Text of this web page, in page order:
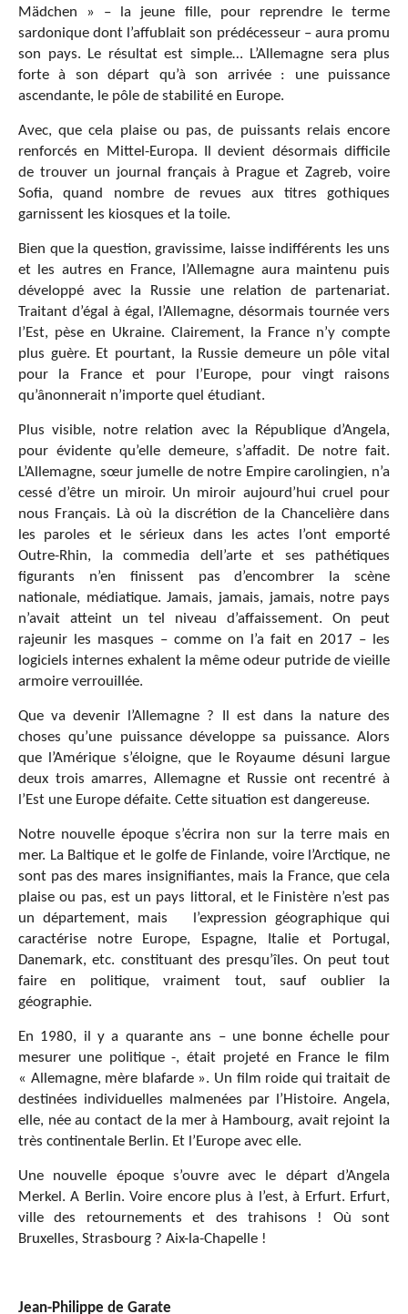
Mädchen » – la jeune fille, pour reprendre le terme
sardonique dont l’affublait son prédécesseur – aura promu
son pays. Le résultat est simple… L’Allemagne sera plus
forte à son départ qu’à son arrivée : une puissance
ascendante, le pôle de stabilité en Europe.
Avec, que cela plaise ou pas, de puissants relais encore
renforcés en Mittel-Europa. Il devient désormais difficile
de trouver un journal français à Prague et Zagreb, voire
Sofia, quand nombre de revues aux titres gothiques
garnissent les kiosques et la toile.
Bien que la question, gravissime, laisse indifférents les uns
et les autres en France, l’Allemagne aura maintenu puis
développé avec la Russie une relation de partenariat.
Traitant d’égal à égal, l’Allemagne, désormais tournée vers
l’Est, pèse en Ukraine. Clairement, la France n’y compte
plus guère. Et pourtant, la Russie demeure un pôle vital
pour la France et pour l’Europe, pour vingt raisons
qu’ânonnerait n’importe quel étudiant.
Plus visible, notre relation avec la République d’Angela,
pour évidente qu’elle demeure, s’affadit. De notre fait.
L’Allemagne, sœur jumelle de notre Empire carolingien, n’a
cessé d’être un miroir. Un miroir aujourd’hui cruel pour
nous Français. Là où la discrétion de la Chancelière dans
les paroles et le sérieux dans les actes l’ont emporté
Outre-Rhin, la commedia dell’arte et ses pathétiques
figurants n’en finissent pas d’encombrer la scène
nationale, médiatique. Jamais, jamais, jamais, notre pays
n’avait atteint un tel niveau d’affaissement. On peut
rajeunir les masques – comme on l’a fait en 2017 – les
logiciels internes exhalent la même odeur putride de vieille
armoire verrouillée.
Que va devenir l’Allemagne ? Il est dans la nature des
choses qu’une puissance développe sa puissance. Alors
que l’Amérique s’éloigne, que le Royaume désuni largue
deux trois amarres, Allemagne et Russie ont recentré à
l’Est une Europe défaite. Cette situation est dangereuse.
Notre nouvelle époque s’écrira non sur la terre mais en
mer. La Baltique et le golfe de Finlande, voire l’Arctique, ne
sont pas des mares insignifiantes, mais la France, que cela
plaise ou pas, est un pays littoral, et le Finistère n’est pas
un département, mais
l’expression géographique qui
caractérise notre Europe, Espagne, Italie et Portugal,
Danemark, etc. constituant des presqu’îles. On peut tout
faire en politique, vraiment tout, sauf oublier la
géographie.
En 1980, il y a quarante ans – une bonne échelle pour
mesurer une politique -, était projeté en France le film
« Allemagne, mère blafarde ». Un film roide qui traitait de
destinées individuelles malmenées par l’Histoire. Angela,
elle, née au contact de la mer à Hambourg, avait rejoint la
très continentale Berlin. Et l’Europe avec elle.
Une nouvelle époque s’ouvre avec le départ d’Angela
Merkel. A Berlin. Voire encore plus à l’est, à Erfurt. Erfurt,
ville des retournements et des trahisons ! Où sont
Bruxelles, Strasbourg ? Aix-la-Chapelle !
Jean-Philippe de Garate